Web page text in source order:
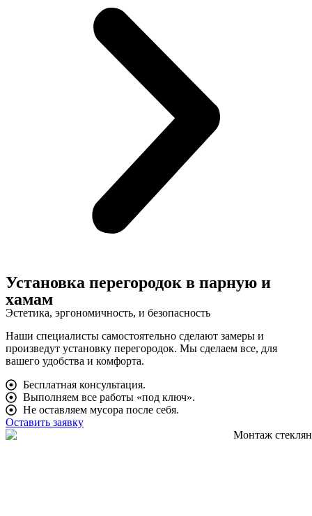
Установка перегородок в парную и
хамам
Эстетика, эргономичность, и безопасность
Наши специалисты самостоятельно сделают замеры и
произведут установку перегородок. Мы сделаем все, для
вашего удобства и комфорта.
Бесплатная консультация.
Выполняем все работы «‎под ключ»‎.
Не оставляем мусора после себя.
Оставить заявку